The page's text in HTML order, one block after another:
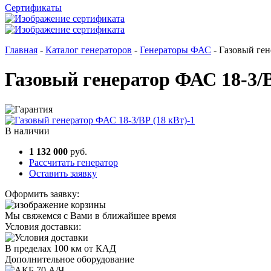
Сертификаты
Главная - Каталог генераторов - Генераторы ФАС - Газовый
Газовый генератор ФАС 18-
В наличии
1 132 000 руб.
Рассчитать генератор
Оставить заявку
Оформить заявку:
Мы свяжемся с Вами в ближайшее время
Условия доставки:
В пределах 100 км от КАД
Дополнительное оборудование